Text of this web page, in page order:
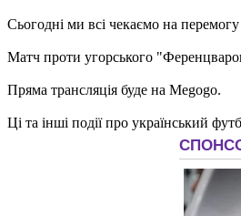
Сьогодні ми всі чекаємо на
Матч проти угорського
Пряма трансляція буде на Megogo.
Ці та інші події про український